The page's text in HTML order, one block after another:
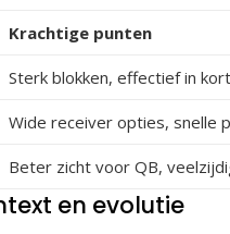
Krachtige punten
Sterk blokken, effectief in
Wide receiver opties, snelle
Beter zicht voor QB,
en evolutie